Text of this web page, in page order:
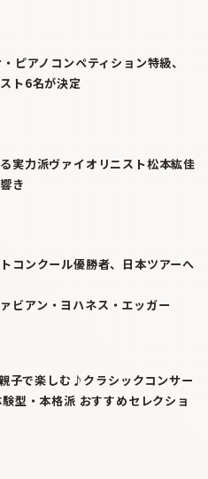
ピアノコンペティション特級、
ト6名が決定
実力派ヴァイオリニスト松本紘佳
き
コンクール優勝者、日本ツアーへ
ビアン・ヨハネス・エッガー
子で楽しむ♪クラシックコンサー
型・本格派 おすすめセレクショ